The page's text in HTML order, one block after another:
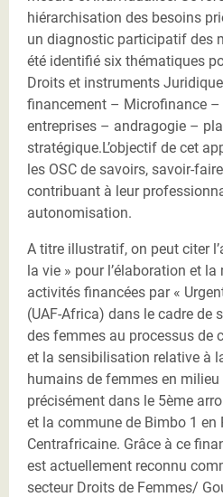
hiérarchisation des besoins
un diagnostic participatif des
été identifié six thématiques
Droits et instruments
financement – Microfinance
entreprises – andragogie –
stratégique.L’objectif de cet
les OSC de savoirs, savoir-
contribuant à leur
autonomisation.
A titre illustratif, on peut citer
la vie » pour l’élaboration et
activités financées par «
(UAF-Africa) dans le cadre de
des femmes au processus de
et la sensibilisation relative à
humains de femmes en
précisément dans le 5ème
et la commune de Bimbo 1 en
Centrafricaine. Grâce à ce
est actuellement reconnu
secteur Droits de Femmes/